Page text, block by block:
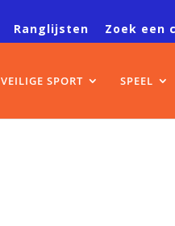
Ranglijsten Zoek een
VEILIGE SPORT SPEEL